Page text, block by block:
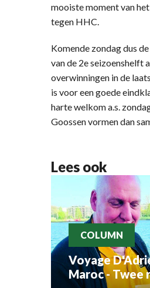
mooiste moment van
tegen HHC.
Komende zondag dus
van de 2e seizoenshelft
overwinningen in de
is voor een goede
harte welkom a.s.
Goossen vormen dan
Lees ook
COLUMN
Voyage
Maroc - Twee